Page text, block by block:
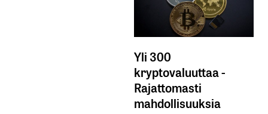
Yli 300
kryptovaluuttaa -
Rajattomasti
mahdollisuuksia